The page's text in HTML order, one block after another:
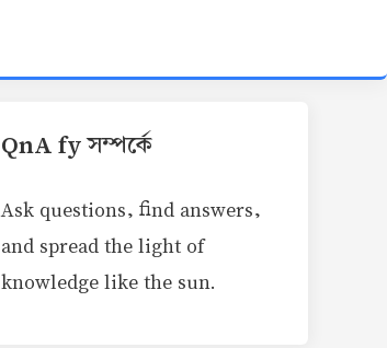
QnA fy সম্পর্কে
Ask questions, find answers,
and spread the light of
knowledge like the sun.